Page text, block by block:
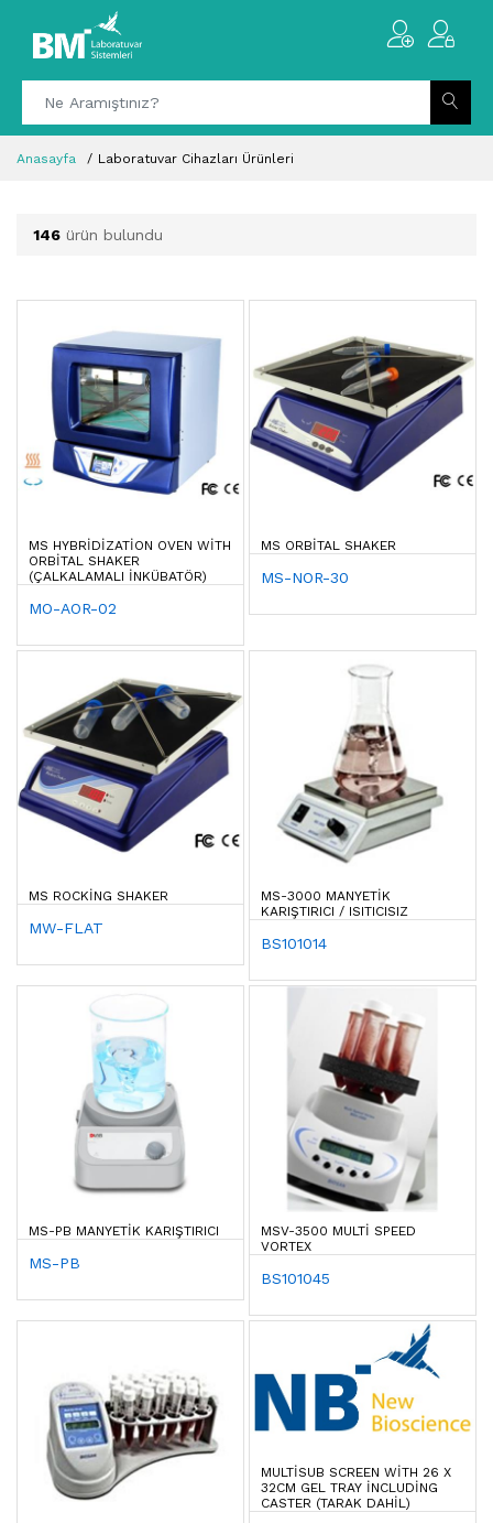
Anasayfa Laboratuvar Cihazları Ürünleri
146 ürün bulundu
MS HYBRIDIZATION OVEN WITH
ORBITAL SHAKER
(ÇALKALAMALI İNKÜBATÖR)
MO-AOR-02
MS ORBITAL SHAKER
MS-NOR-30
MS ROCKING SHAKER
MW-FLAT
MS-3000 MANYETIK
KARIŞTIRICI / ISITICISIZ
BS101014
MS-PB MANYETIK KARIŞTIRICI
MS-PB
MSV-3500 MULTI SPEED
VORTEX
BS101045
MULTISUB SCREEN WITH 26 X
32CM GEL TRAY INCLUDING
CASTER (TARAK DAHIL)